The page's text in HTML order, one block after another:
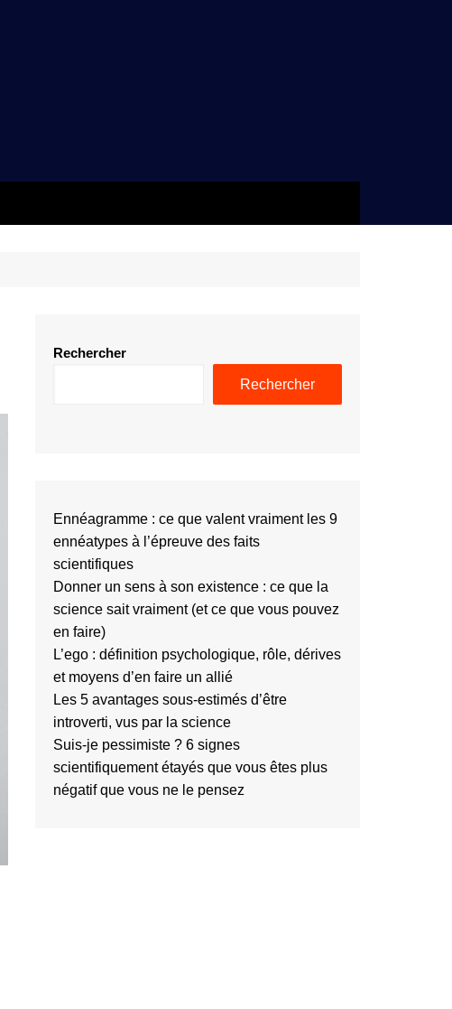
Rechercher
Rechercher
Ennéagramme : ce que valent vraiment les 9
ennéatypes à l’épreuve des faits
scientifiques
Donner un sens à son existence : ce que la
science sait vraiment (et ce que vous pouvez
en faire)
L’ego : définition psychologique, rôle, dérives
et moyens d’en faire un allié
Les 5 avantages sous-estimés d’être
introverti, vus par la science
Suis-je pessimiste ? 6 signes
scientifiquement étayés que vous êtes plus
négatif que vous ne le pensez